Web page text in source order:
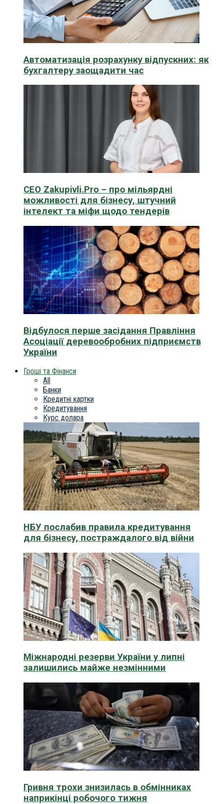
Автоматизація розрахунку відпускних: як
бухгалтеру заощадити час
CEO Zakupivli.Pro – про мільярдні
можливості для бізнесу, штучний
інтелект та міфи щодо тендерів
Відбулося перше засідання Правління
Асоціації деревообробних підприємств
України
Гроші та Фінанси
All
Банки
Кредитні картки
Кредитування
Курс долара
НБУ послабив правила кредитування
для бізнесу, постраждалого від війни
Міжнародні резерви України у липні
залишились майже незмінними
Гривня трохи знизилась в обмінниках
наприкінці робочого тижня